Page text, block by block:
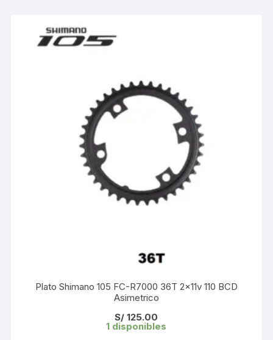
Plato Shimano 105 FC-R7000 36T 2x11v 110 BCD
Asimetrico
S/ 125.00
1 disponibles